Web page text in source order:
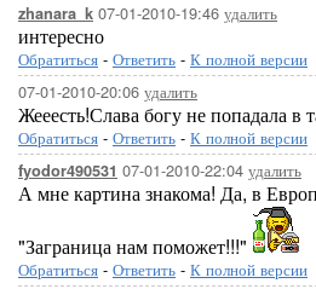
zhanara_k 07-01-2010-19:46 удалить
интересно
Обратиться - Ответить - К полной версии
07-01-2010-20:06 удалить
Жееесть!Слава богу не попадала в
Обратиться - Ответить - К полной версии
fyodor490531 07-01-2010-22:04 удалить
А мне картина знакома! Да, в
"Заграница нам поможет!!!"
Обратиться - Ответить - К полной версии